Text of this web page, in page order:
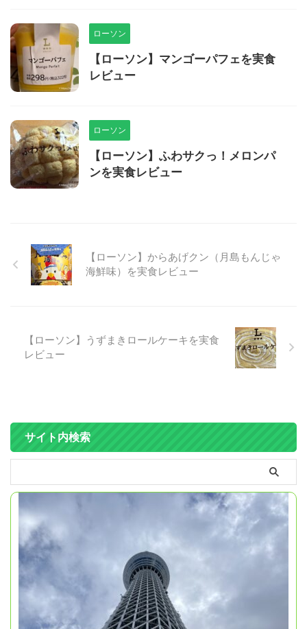
ローソン
【ローソン】マンゴーパフェを実食
レビュー
ローソン
【ローソン】ふわサクっ！メロンパ
ンを実食レビュー
【ローソン】からあげクン（月島もんじゃ
海鮮味）を実食レビュー
【ローソン】うずまきロールケーキを実食
レビュー
サイト内検索